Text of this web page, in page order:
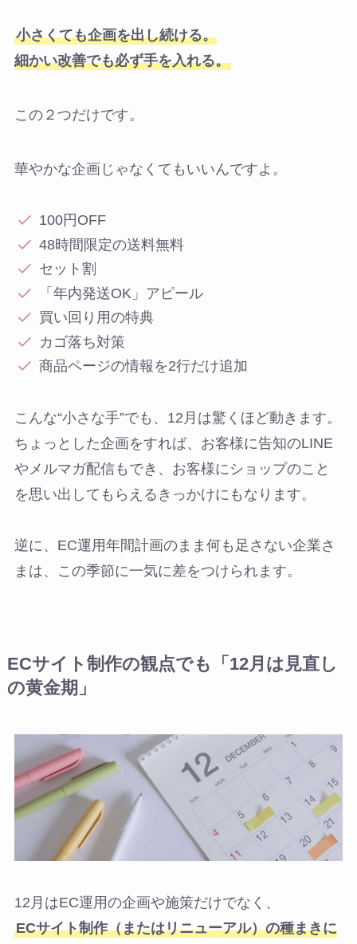
小さくても企画を出し続ける。
細かい改善でも必ず手を入れる。
この２つだけです。
華やかな企画じゃなくてもいいんですよ。
100円OFF
48時間限定の送料無料
セット割
「年内発送OK」アピール
買い回り用の特典
カゴ落ち対策
商品ページの情報を2行だけ追加
こんな“小さな手”でも、12月は驚くほど動きます。
ちょっとした企画をすれば、お客様に告知のLINE
やメルマガ配信もでき、お客様にショップのこと
を思い出してもらえるきっかけにもなります。
逆に、EC運用年間計画のまま何も足さない企業さ
まは、この季節に一気に差をつけられます。
ECサイト制作の観点でも「12月は見直し
の黄金期」
12月はEC運用の企画や施策だけでなく、
ECサイト制作（またはリニューアル）の種まきに